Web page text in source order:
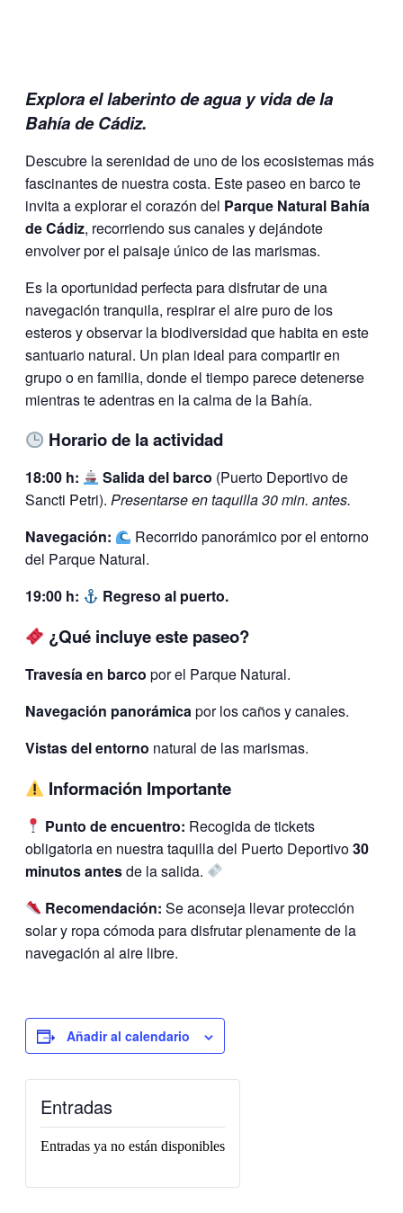
Explora el laberinto de agua y vida de la
Bahía de Cádiz.
Descubre la serenidad de uno de los ecosistemas más
fascinantes de nuestra costa. Este paseo en barco te
invita a explorar el corazón del Parque Natural Bahía
de Cádiz, recorriendo sus canales y dejándote
envolver por el paisaje único de las marismas.
Es la oportunidad perfecta para disfrutar de una
navegación tranquila, respirar el aire puro de los
esteros y observar la biodiversidad que habita en este
santuario natural. Un plan ideal para compartir en
grupo o en familia, donde el tiempo parece detenerse
mientras te adentras en la calma de la Bahía.
Horario de la actividad
18:00 h: Salida del barco (Puerto Deportivo de
Sancti Petri). Presentarse en taquilla 30 min. antes.
Navegación:
Recorrido panorámico por el entorno
del Parque Natural.
19:00 h:
Regreso al puerto.
¿Qué incluye este paseo?
Travesía en barco por el Parque Natural.
Navegación panorámicapor los caños y canales.
Vistas del entorno natural de las marismas.
Información Importante
Punto de encuentro: Recogida de tickets
obligatoria en nuestra taquilla del Puerto Deportivo30
minutos antesde la salida.
Recomendación: Se aconseja llevar protección
solar y ropa cómoda para disfrutar plenamente de la
navegación al aire libre.
Añadir al calendario
Entradas
Entradas ya no están disponibles